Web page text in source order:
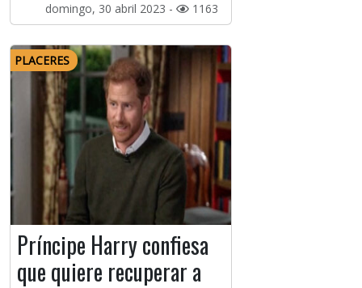
domingo, 30 abril 2023 - 1163
PLACERES
Príncipe Harry confiesa
que quiere recuperar a